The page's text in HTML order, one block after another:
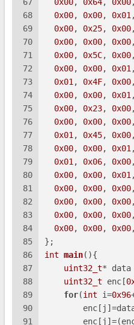
68
69
70
71
72
73
74
75
76
77
78
79
80
81
82
83
84
85
86
87
88
89
90
91
0x00, 0x00, 0x01
0x00, 0x25, 0x00
0x00, 0x00, 0x00
0x00, 0x5C, 0x00
0x00, 0x00, 0x01
0x01 , 0x4F, 0x00
0x00, 0x00, 0x01
0x00, 0x23, 0x00
0x00, 0x00, 0x00
0x01 , 0x45, 0x00
0x00, 0x00, 0x01
0x01 , 0x06, 0x00
0x00, 0x00, 0x01
0x00, 0x00, 0x00
0x00, 0x00, 0x00
0x00, 0x00, 0x00
0x00, 0x00, 0x00
};
int main(){
uint32_t*
uint32_t enc[
for(int i=0x96